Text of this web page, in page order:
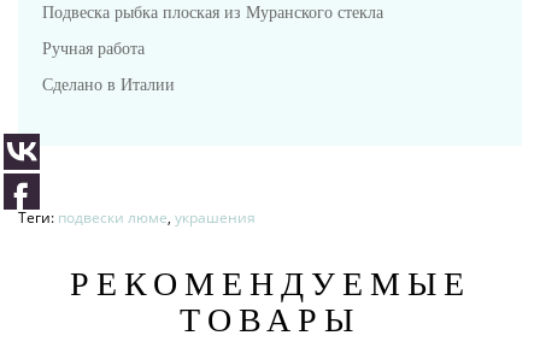
Подвеска рыбка плоская из Муранского стекла
Ручная работа
Сделано в Италии
Теги: подвески люме, украшения
РЕКОМЕНДУЕМЫЕ
ТОВАРЫ